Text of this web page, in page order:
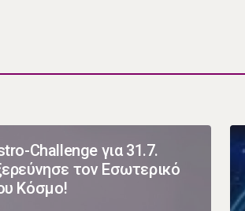
Challenge για 31.7.
τον Εσωτερικό
Κόσμο!